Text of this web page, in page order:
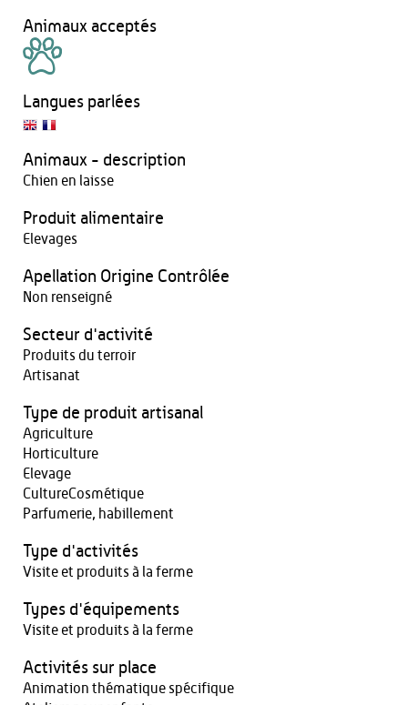
Animaux acceptés
Langues parlées
Animaux - description
Chien en laisse
Produit alimentaire
Elevages
Apellation Origine Contrôlée
Non renseigné
Secteur d'activité
Produits du terroir
Artisanat
Type de produit artisanal
Agriculture
Horticulture
Elevage
CultureCosmétique
Parfumerie, habillement
Type d'activités
Visite et produits à la ferme
Types d'équipements
Visite et produits à la ferme
Activités sur place
Animation thématique spécifique